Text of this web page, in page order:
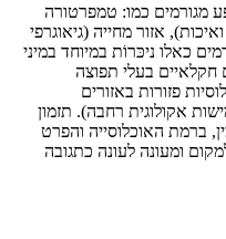
מגורמים כמו: טמפרטורה
אזור מחייה (גיאוגרפי
כאלו ניכּרוֹת במיוחד במיני
חקלאיים בעלי תפוצה
פזורות באזורים
אקולוגית רחבה). תזמון
ברמת האוכלוסייה והפרט
ומעונה לעונה כתגובה